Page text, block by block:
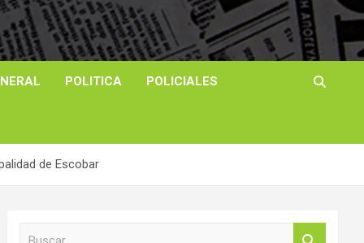
POLITICA POLICIALES
de Escobar